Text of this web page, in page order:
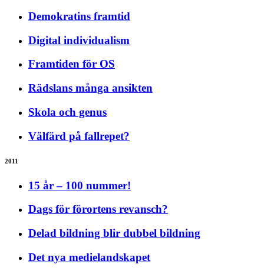
Demokratins framtid
Digital individualism
Framtiden för OS
Rädslans många ansikten
Skola och genus
Välfärd på fallrepet?
2011
15 år – 100 nummer!
Dags för förortens revansch?
Delad bildning blir dubbel bildning
Det nya medielandskapet